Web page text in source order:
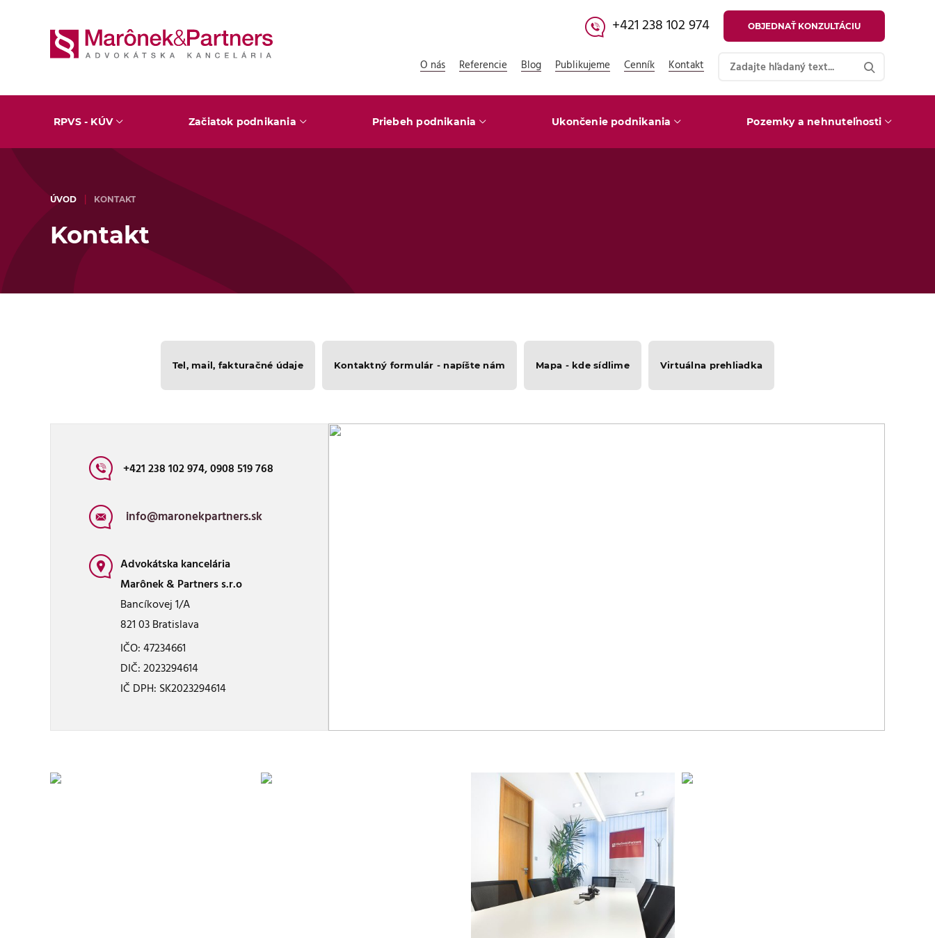
+421 238 102 974 OBJEDNAŤ KONZULTÁCIU
O nás Referencie Blog Publikujeme Cenník Kontakt
RPVS - KÚV Začiatok podnikania Priebeh podnikania Ukončenie podnikania Pozemky a nehnuteľnosti
ÚVOD KONTAKT
Kontakt
Tel, mail, fakturačné údaje Kontaktný formulár - napíšte nám Mapa - kde sídlime Virtuálna prehliadka
+421 238 102 974, 0908 519 768
info@maronekpartners.sk
Advokátska kancelária
Marônek & Partners s.r.o
Bancíkovej 1/A
821 03 Bratislava
IČO: 47234661
DIČ: 2023294614
IČ DPH: SK2023294614